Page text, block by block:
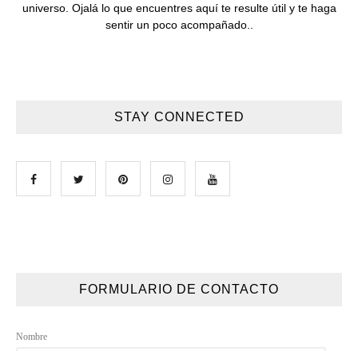
universo. Ojalá lo que encuentres aquí te resulte útil y te haga
sentir un poco acompañado..
STAY CONNECTED
FORMULARIO DE CONTACTO
Nombre